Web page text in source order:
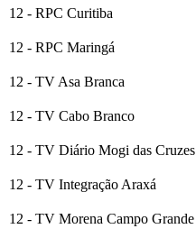
12 - RPC Curitiba
12 - RPC Maringá
12 - TV Asa Branca
12 - TV Cabo Branco
12 - TV Diário Mogi das Cruzes
12 - TV Integração Araxá
12 - TV Morena Campo Grande